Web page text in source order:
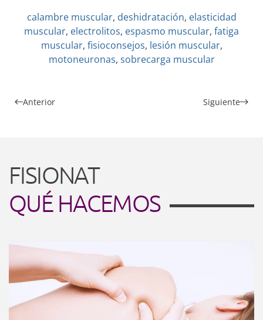
calambre muscular, deshidratación, elasticidad
muscular, electrolitos, espasmo muscular, fatiga
muscular, fisioconsejos, lesión muscular,
motoneuronas, sobrecarga muscular
Anterior Siguiente
FISIONAT
QUÉ HACEMOS